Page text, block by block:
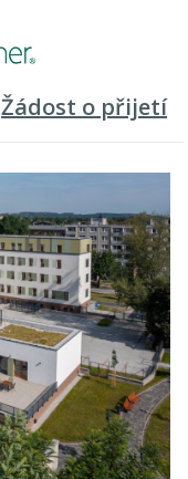
Žádost o přijetí